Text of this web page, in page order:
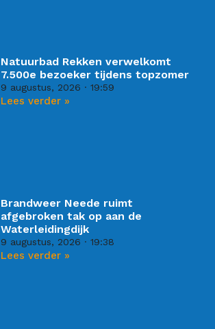
Natuurbad Rekken verwelkomt
7.500e bezoeker tijdens topzomer
9 augustus, 2026 19:59
Lees verder »
Brandweer Neede ruimt
afgebroken tak op aan de
Waterleidingdijk
9 augustus, 2026 19:38
Lees verder »